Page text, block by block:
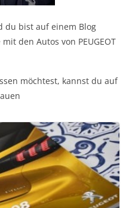
du bist auf einem Blog
den Autos von PEUGEOT
möchtest, kannst du auf